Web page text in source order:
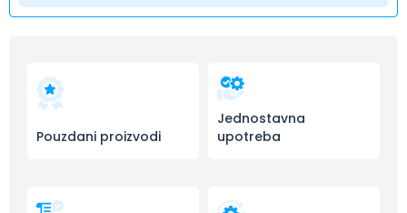
Pouzdani proizvodi
Jednostavna
upotreba